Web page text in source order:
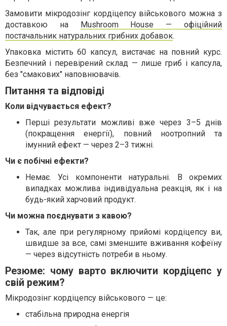
Замовити мікродозінг кордіцепсу військового можна з
доставкою на Mushroom House — офіційний
постачальник натуральних грибних добавок.
Упаковка містить 60 капсул, вистачає на повний курс.
Безпечний і перевірений склад — лише гриб і капсула,
без "смакових" наповнювачів.
Питання та відповіді
Коли відчувається ефект?
Перші результати можливі вже через 3–5 днів
(покращення енергії), повний ноотропний та
імунний ефект — через 2–3 тижні.
Чи є побічні ефекти?
Немає. Усі компоненти натуральні. В окремих
випадках можлива індивідуальна реакція, як і на
будь-який харчовий продукт.
Чи можна поєднувати з кавою?
Так, але при регулярному прийомі кордіцепсу ви,
швидше за все, самі зменшите вживання кофеїну
— через відсутність потреби в ньому.
Резюме: чому варто включити кордіцепс у
свій режим?
Мікродозінг кордіцепсу військового — це:
стабільна природна енергія